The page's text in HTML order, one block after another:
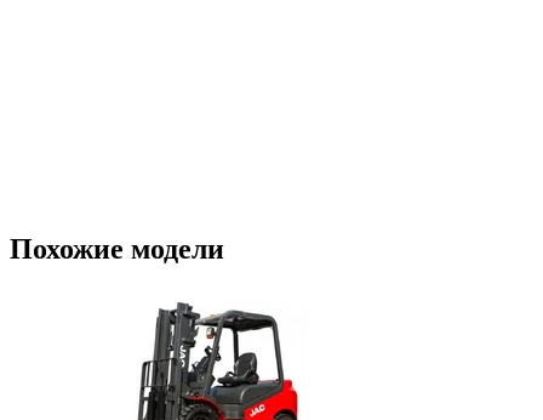
Похожие модели